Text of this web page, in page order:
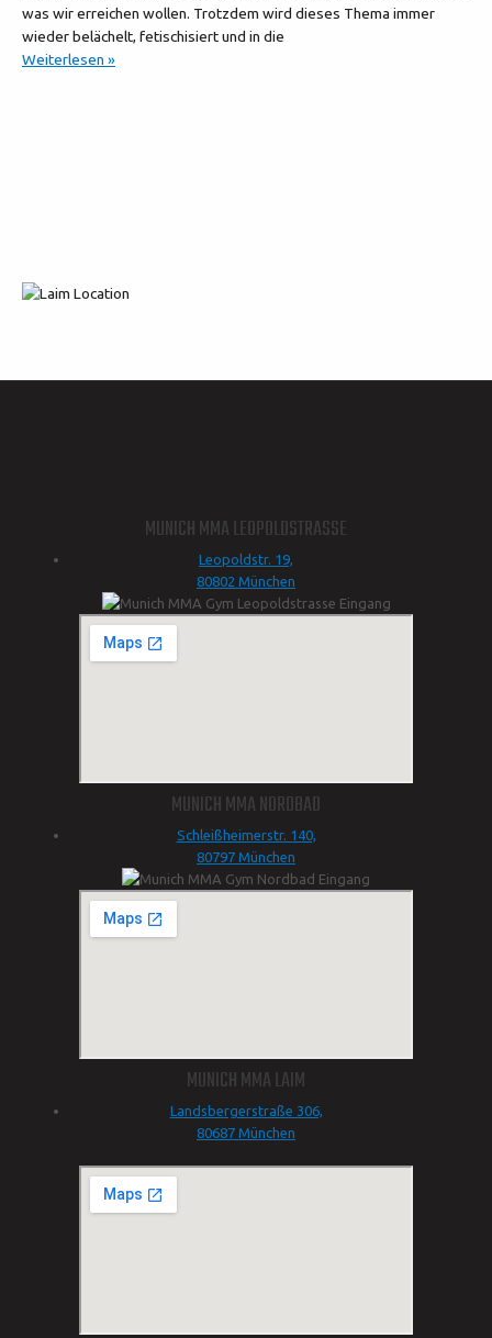
was wir erreichen wollen. Trotzdem wird dieses Thema immer
wieder belächelt, fetischisiert und in die
Weiterlesen »
MUNICH MMA LEOPOLDSTRASSE
Leopoldstr. 19,
80802 München
MUNICH MMA NORDBAD
Schleißheimerstr. 140,
80797 München
MUNICH MMA LAIM
Landsbergerstraße 306,
80687 München